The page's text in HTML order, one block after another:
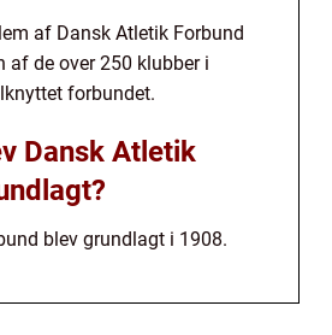
af Dansk Atletik Forbund
af de over 250 klubber i
forbundet.
Dansk Atletik
blev grundlagt i 1908.